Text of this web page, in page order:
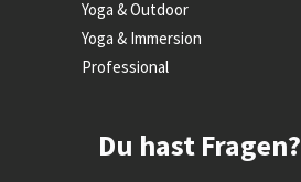
Yoga & Outdoor
Yoga & Immersion
Professional
Du hast Fragen?